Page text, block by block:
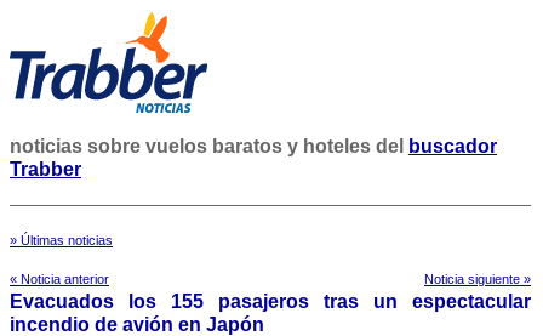
noticias sobre vuelos baratos y hoteles del
buscador
Trabber
» Últimas noticias
« Noticia anterior Noticia siguiente »
Evacuados los 155 pasajeros tras un espectacular
incendio de avión en Japón